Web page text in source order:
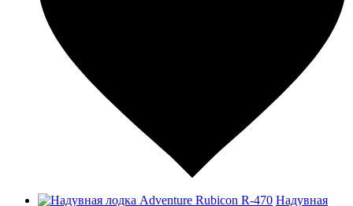
Надувная